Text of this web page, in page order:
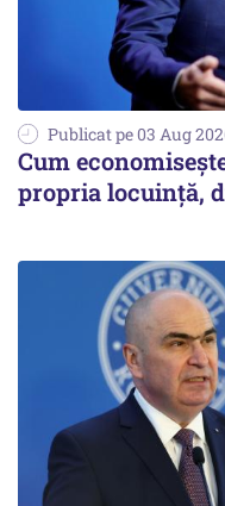
Publicat pe 03 Aug
Cum
propria locuință,